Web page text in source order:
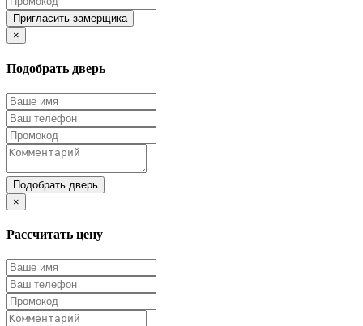
Пригласить замерщика
×
Подобрать дверь
Подобрать дверь
×
Рассчитать цену